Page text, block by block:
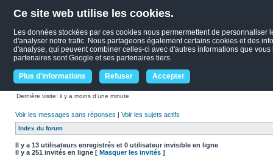
Ce site web utilise les cookies.
Les données stockées par ces cookies nous permermettent de
d'analyser notre trafic. Nous partageons également certains cookies et des
d'analyse, qui peuvent combiner celles-ci avec d'autres informations que
partenaires sont Google et ses partenaires tiers.
Plus d'informations Refuser Accepter
Dernière visite: il y a moins d’une minute
Voir les messages sans réponses | Voir les sujets actifs
Index du forum
Il y a 13 utilisateurs enregistrés et 0 utilisateur invisible en ligne
Il y a 251 invités en ligne [ Masquer les invités ]